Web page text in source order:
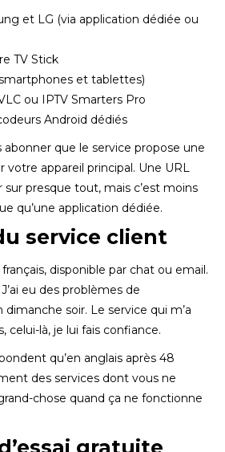
et LG (via application dédiée ou
TV Stick
et tablettes)
ou IPTV Smarters Pro
Android dédiés
que le service propose une
votre appareil principal. Une URL
presque tout, mais c’est moins
qu’une application dédiée.
service client
disponible par chat ou email.
eu des problèmes de
soir. Le service qui m’a
celui-là, je lui fais confiance.
qu’en anglais après 48
des services dont vous ne
chose quand ça ne fonctionne
gratuite